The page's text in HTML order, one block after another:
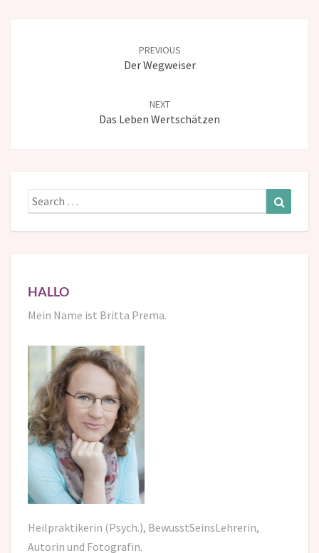
PREVIOUS
Der Wegweiser
NEXT
Das Leben Wertschätzen
Search
for:
HALLO
Mein Name ist Britta Prema.
Heilpraktikerin (Psych.), BewusstSeinsLehrerin,
Autorin und Fotografin.